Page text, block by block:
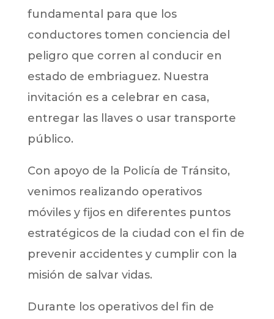
fundamental para que los
conductores tomen conciencia del
peligro que corren al conducir en
estado de embriaguez. Nuestra
invitación es a celebrar en casa,
entregar las llaves o usar transporte
público.
Con apoyo de la Policía de Tránsito,
venimos realizando operativos
móviles y fijos en diferentes puntos
estratégicos de la ciudad con el fin de
prevenir accidentes y cumplir con la
misión de salvar vidas.
Durante los operativos del fin de